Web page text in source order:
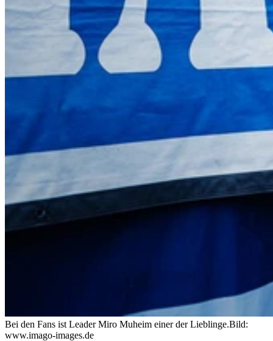
Bei den Fans ist Leader Miro Muheim einer der Lieblinge.Bild:
www.imago-images.de